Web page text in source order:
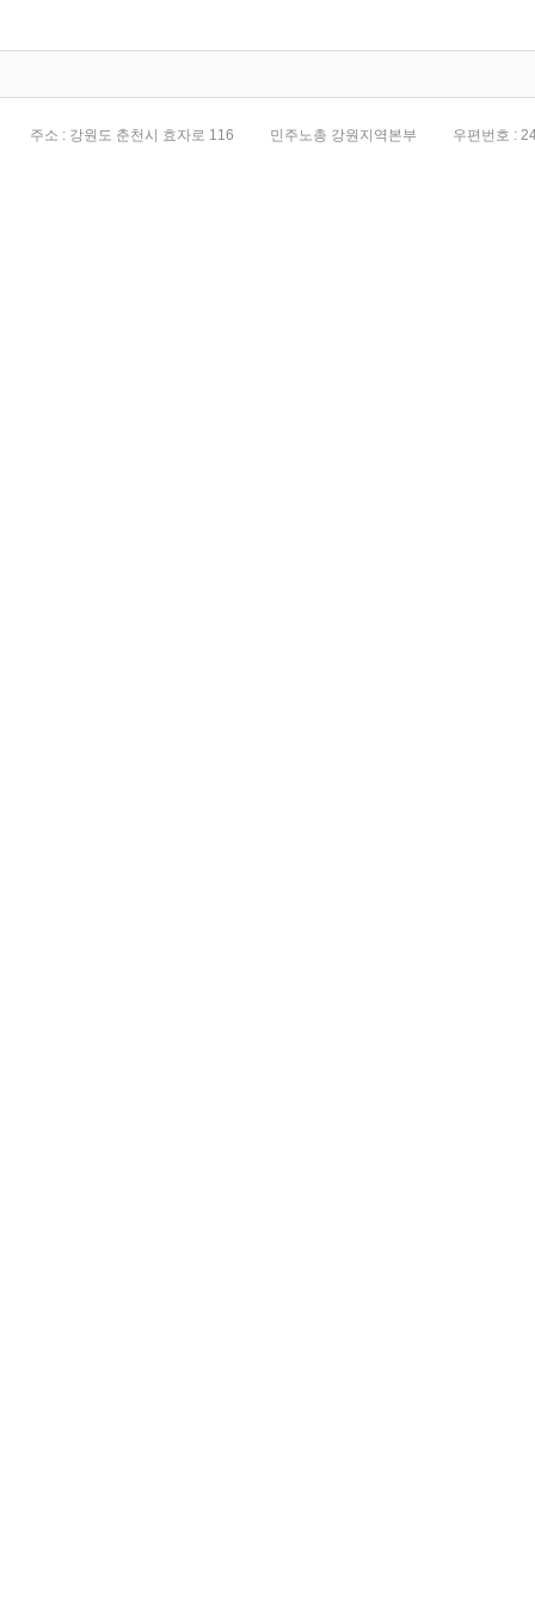
주소 : 강원도 춘천시 효자로 116 민주노총 강원지역본부 우편번호 :